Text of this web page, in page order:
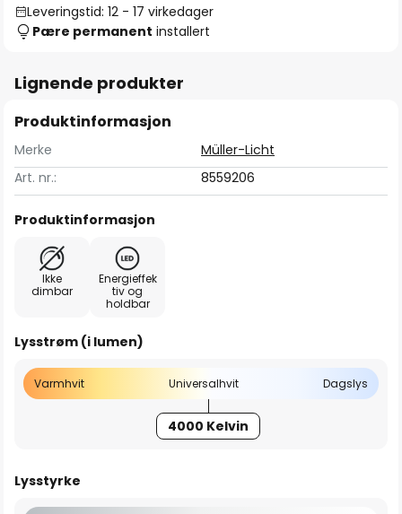
Leveringstid: 12 - 17 virkedager
Pære permanent installert
Lignende produkter
Produktinformasjon
Merke
Müller-Licht
Art. nr.:
8559206
Produktinformasjon
Ikke
dimbar
Energieffek
tiv og
holdbar
Lysstrøm (i lumen)
Varmhvit Universalhvit Dagslys
4000 Kelvin
Lysstyrke